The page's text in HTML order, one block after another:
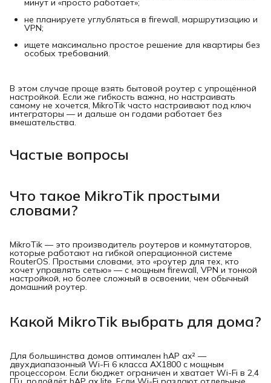
минут и «просто работает»;
не планируете углубляться в firewall, маршрутизацию и
VPN;
ищете максимально простое решение для квартиры без
особых требований.
В этом случае проще взять бытовой роутер с упрощённой
настройкой. Если же гибкость важна, но настраивать
самому не хочется, MikroTik часто настраивают под ключ
интеграторы — и дальше он годами работает без
вмешательства.
Частые вопросы
Что такое MikroTik простыми
словами?
MikroTik — это производитель роутеров и коммутаторов,
которые работают на гибкой операционной системе
RouterOS. Простыми словами, это «роутер для тех, кто
хочет управлять сетью» — с мощным firewall, VPN и тонкой
настройкой, но более сложный в освоении, чем обычный
домашний роутер.
Какой MikroTik выбрать для дома?
Для большинства домов оптимален hAP ax² —
двухдиапазонный Wi-Fi 6 класса AX1800 с мощным
процессором. Если бюджет ограничен и хватает Wi-Fi в 2,4